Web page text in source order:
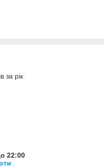
за рік
22:00